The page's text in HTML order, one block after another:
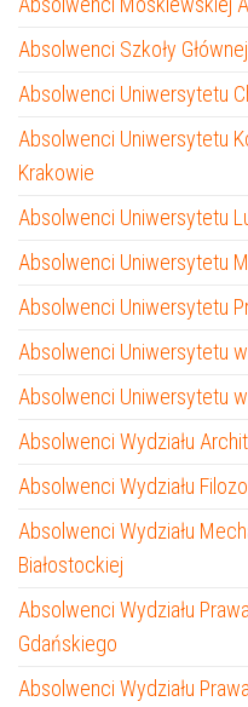
Absolwenci Szkoły
Absolwenci Uniwersytetu
Absolwenci Uniwersytetu
Krakowie
Absolwenci Uniwersytetu
Absolwenci Uniwersytetu
Absolwenci Uniwersytetu
Absolwenci Uniwersytetu
Absolwenci Uniwersytetu
Absolwenci Wydziału
Absolwenci Wydziału
Absolwenci Wydziału
Białostockiej
Absolwenci Wydziału
Gdańskiego
Absolwenci Wydziału